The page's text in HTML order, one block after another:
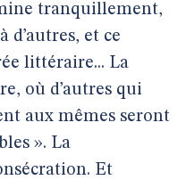
tranquillement,
d’autres, et ce
littéraire... La
où d’autres qui
aux mêmes seront
». La
Et